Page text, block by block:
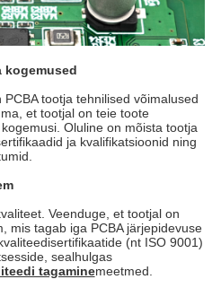
kogemused
tootja tehnilised võimalused
et tootjal on teie toote
Oluline on mõista tootja
ja kvalifikatsioonid ning
Veenduge, et tootjal on
mis tagab iga PCBA järjepidevuse
(nt ISO 9001)
sealhulgas
tagaminemeetmed.